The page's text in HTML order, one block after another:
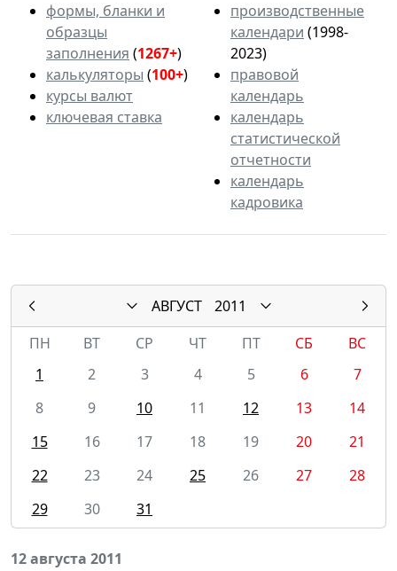
формы, бланки и
образцы
заполнения (1267+)
калькуляторы (100+)
курсы валют
ключевая ставка
производственные
календари (1998-
2023)
правовой
календарь
календарь
статистической
отчетности
календарь
кадровика
АВГУСТ
2011
ПН
ВТ СР ЧТ ПТ СБ
ВС
1
2 3 4 5 6
7
8
9 10 11 12 13
14
15
16 17 18 19 20
21
22
23 24 25 26 27
28
29
30 31
12 августа 2011